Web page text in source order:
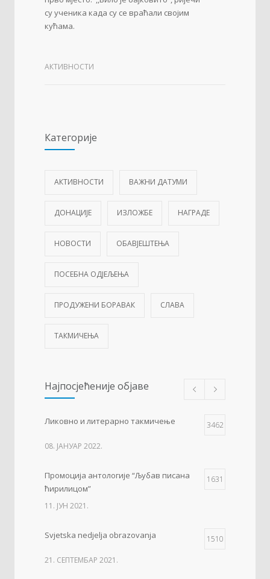
су ученика када су се враћали својим
кућама.
АКТИВНОСТИ
Категорије
АКТИВНОСТИ ВАЖНИ ДАТУМИ
ДОНАЦИЈЕ ИЗЛОЖБЕ НАГРАДЕ
НОВОСТИ ОБАВЈЕШТЕЊА
ПОСЕБНА ОДЈЕЉЕЊА
ПРОДУЖЕНИ БОРАВАК СЛАВА
ТАКМИЧЕЊА
Најпосјећеније објаве
Ликовно и литерарно такмичење 3462
08. ЈАНУАР 2022.
Промоција антологије “Љубав писана
ћирилицом”
1631
11. ЈУН 2021.
Svjetska nedjelja obrazovanja 1510
21. СЕПТЕМБАР 2021.